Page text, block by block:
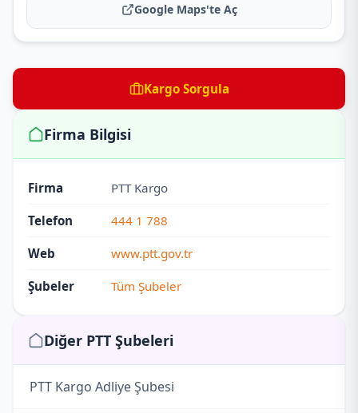
Google Maps'te Aç
Kargo Sorgula
Firma Bilgisi
Firma PTT Kargo
Telefon 444 1 788
Web www.ptt.gov.tr
Şubeler Tüm Şubeler
Diğer PTT Şubeleri
PTT Kargo Adliye Şubesi